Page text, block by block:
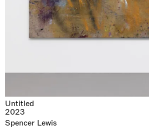
Untitled
2023
Spencer Lewis